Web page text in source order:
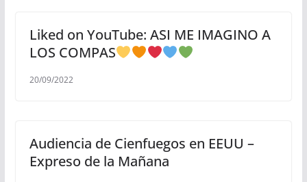
Liked on YouTube: ASI ME IMAGINO A
LOS COMPAS
20/09/2022
Audiencia de Cienfuegos en EEUU –
Expreso de la Mañana